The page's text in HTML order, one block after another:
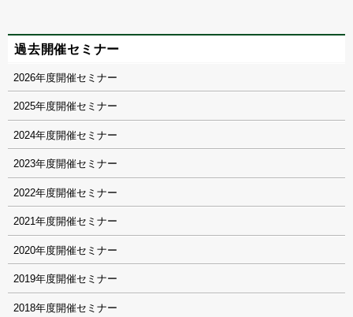
過去開催セミナー
2026
2025
2024
2023
2022
2021
2020
2019
2018